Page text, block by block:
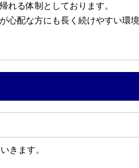
れる体制としております。
心配な方にも長く続けやすい環
きます。